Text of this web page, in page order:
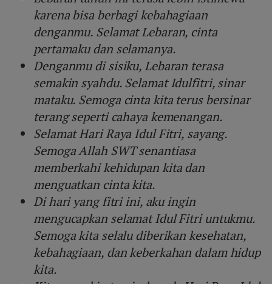
karena bisa berbagi kebahagiaan
denganmu. Selamat Lebaran, cinta
pertamaku dan selamanya.
Denganmu di sisiku, Lebaran terasa
semakin syahdu. Selamat Idulfitri, sinar
mataku. Semoga cinta kita terus bersinar
terang seperti cahaya kemenangan.
Selamat Hari Raya Idul Fitri, sayang.
Semoga Allah SWT senantiasa
memberkahi kehidupan kita dan
menguatkan cinta kita.
Di hari yang fitri ini, aku ingin
mengucapkan selamat Idul Fitri untukmu.
Semoga kita selalu diberikan kesehatan,
kebahagiaan, dan keberkahan dalam hidup
kita.